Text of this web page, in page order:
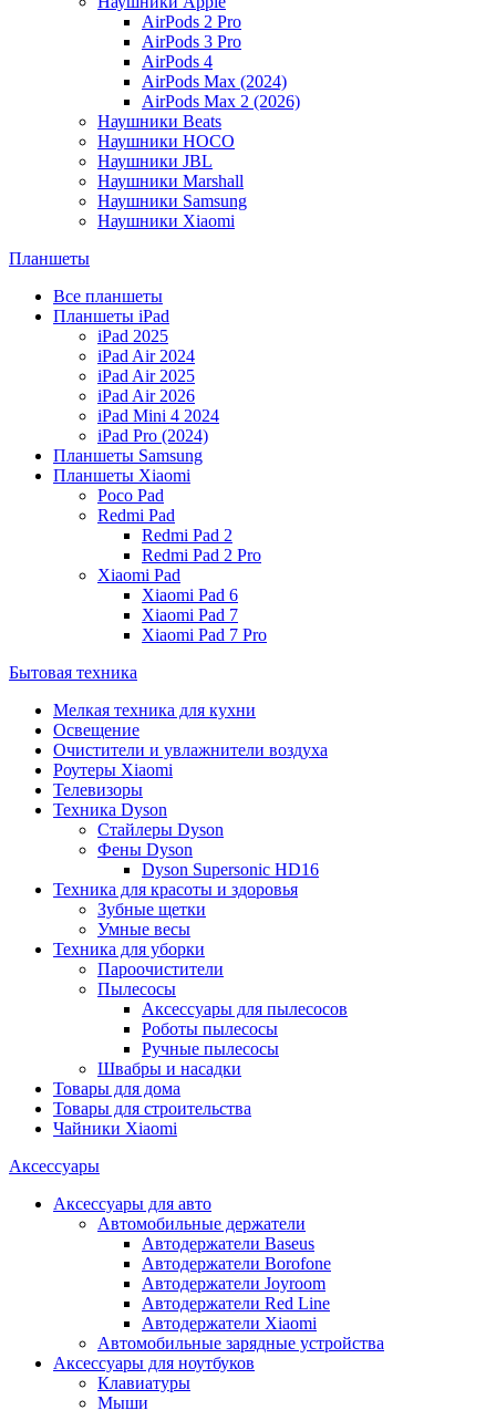
AirPods 2 Pro
AirPods 3 Pro
AirPods 4
AirPods Max (2024)
AirPods Max 2 (2026)
Наушники Beats
Наушники HOCO
Наушники JBL
Наушники Marshall
Наушники Samsung
Наушники Xiaomi
Планшеты
Все планшеты
Планшеты iPad
iPad 2025
iPad Air 2024
iPad Air 2025
iPad Air 2026
iPad Mini 4 2024
iPad Pro (2024)
Планшеты Samsung
Планшеты Xiaomi
Poco Pad
Redmi Pad
Redmi Pad 2
Redmi Pad 2 Pro
Xiaomi Pad
Xiaomi Pad 6
Xiaomi Pad 7
Xiaomi Pad 7 Pro
Бытовая техника
Мелкая техника для кухни
Освещение
Очистители и увлажнители воздуха
Роутеры Xiaomi
Телевизоры
Техника Dyson
Стайлеры Dyson
Фены Dyson
Dyson Supersonic HD16
Техника для красоты и здоровья
Зубные щетки
Умные весы
Техника для уборки
Пароочистители
Пылесосы
Аксессуары для пылесосов
Роботы пылесосы
Ручные пылесосы
Швабры и насадки
Товары для дома
Товары для строительства
Чайники Xiaomi
Аксессуары
Аксессуары для авто
Автомобильные держатели
Автодержатели Baseus
Автодержатели Borofone
Автодержатели Joyroom
Автодержатели Red Line
Автодержатели Xiaomi
Автомобильные зарядные устройства
Аксессуары для ноутбуков
Клавиатуры
Мыши